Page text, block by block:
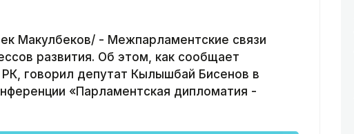
Макулбеков/ - Межпарламентские связи
развития. Об этом, как сообщает
говорил депутат Кылышбай Бисенов в
«Парламентская дипломатия -